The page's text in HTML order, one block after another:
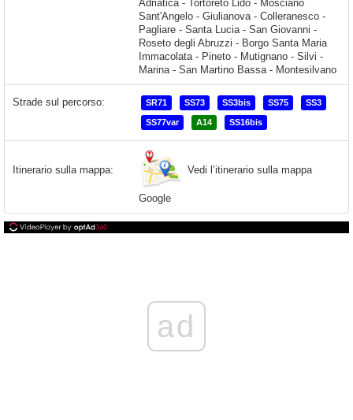
Strade sul percorso: SR71 SS73 SS3bis SS75 SS3
SS77var A14 SS16bis
Itinerario sulla mappa: Vedi l’itinerario sulla mappa
Google
ad